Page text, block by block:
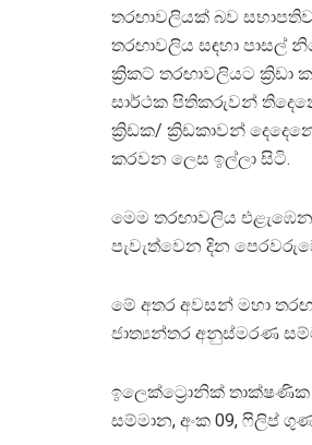
තරඟාවලියක් බව
තරඟාවලිය සඳහා
ක්‍රිකට් තරඟාවලියට ක්‍රිඩා
සාර්ථක පිතිකරුවන්
ක්‍රිඩක/ ක්‍රිඩකාවන්
කරවන ලෙස ඉල්ලා සිටි.
මෙම තරඟාවලිය
පැවැත්වෙන දින
මේ අතර අවසන් මහා
ජාත්‍යන්තර අනුස්මරණ
ඉලෙක්ට්‍රොනික් තාක්ෂණික
සම්මාන, අංක 09, ෆිලිප්